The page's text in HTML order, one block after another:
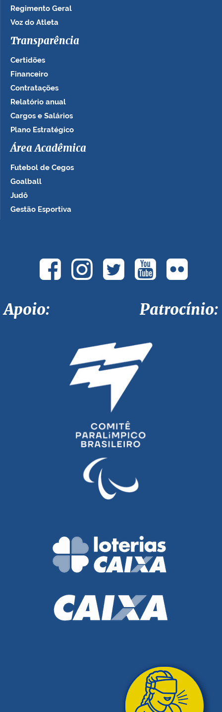
Regimento Geral
Voz do Atleta
Transparência
Certidões
Financeiro
Contratações
Relatório anual
Cargos e Salários
Plano Estratégico
Área Acadêmica
Futebol de Cegos
Goalball
Judô
Gestão Esportiva
Apoio: Patrocínio: